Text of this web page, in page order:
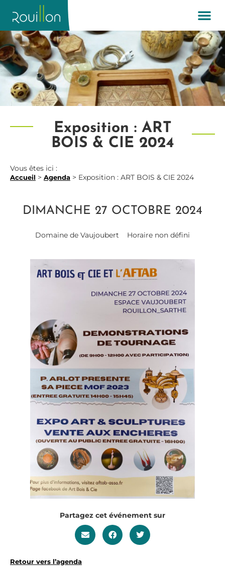
Exposition : ART
BOIS & CIE 2024
Vous êtes ici :
Accueil > Agenda > Exposition : ART BOIS & CIE 2024
DIMANCHE 27 OCTOBRE 2024
Domaine de Vaujoubert Horaire non défini
Partagez cet événement sur
Retour vers l’agenda